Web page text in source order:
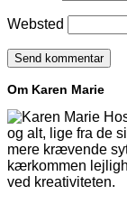
Websted
Om Karen Marie
og alt, lige fra de
mere krævende
kærkommen
ved kreativiteten.